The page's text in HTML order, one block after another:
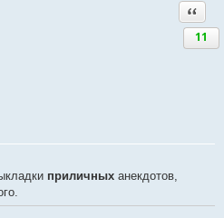
11
приличных анекдотов,